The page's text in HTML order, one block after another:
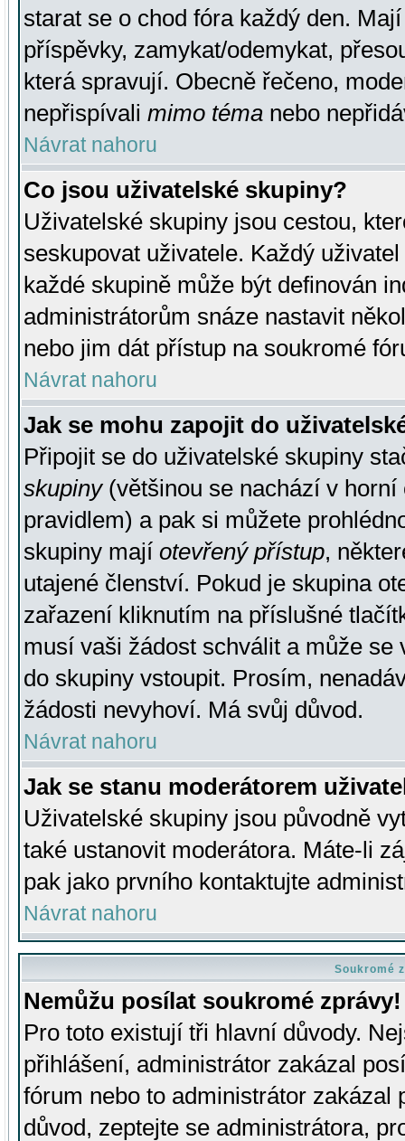
starat se o chod fóra každý den.
příspěvky, zamykat/odemykat,
která spravují. Obecně řečeno,
nepřispívali mimo téma nebo
Návrat nahoru
Co jsou uživatelské skupiny?
Uživatelské skupiny jsou cestou,
seskupovat uživatele. Každý
každé skupině může být definován
administrátorům snáze nastavit
nebo jim dát přístup na soukromé
Návrat nahoru
Jak se mohu zapojit do
Připojit se do uživatelské skupiny
skupiny(většinou se nachází v horní
pravidlem) a pak si můžete
skupiny mají otevřený přístup,
utajené členství. Pokud je skupina
zařazení kliknutím na příslušné
musí vaši žádost schválit a může se
do skupiny vstoupit. Prosím,
žádosti nevyhoví. Má svůj důvod.
Návrat nahoru
Jak se stanu moderátorem
Uživatelské skupiny jsou původně
také ustanovit moderátora. Máte-li
pak jako prvního kontaktujte
Návrat nahoru
Soukromé
Nemůžu posílat soukromé zprávy!
Pro toto existují tři hlavní důvody.
přihlášení, administrátor zakázal
fórum nebo to administrátor zakázal
důvod, zeptejte se administrátora,